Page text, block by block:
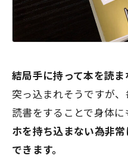
結局手に持って本を読ま
突っ込まれそうですが
読書をすることで身体
ホを持ち込まない為非
できます。